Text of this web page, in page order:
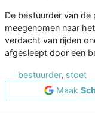
De bestuurder van
meegenomen naar
verdacht van rijden
afgesleept door een
bestuurder, stoet
Maak